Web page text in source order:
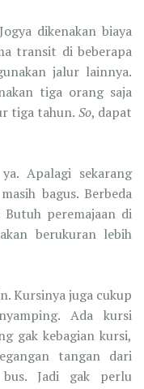
dikenakan biaya
transit di beberapa
jalur lainnya.
tiga orang saja
tiga tahun. So, dapat
Apalagi sekarang
bagus. Berbeda
peremajaan di
berukuran lebih
Kursinya juga cukup
Ada kursi
gak kebagian kursi,
tangan dari
Jadi gak perlu